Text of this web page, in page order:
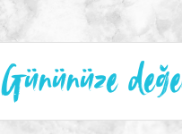
Gününüze